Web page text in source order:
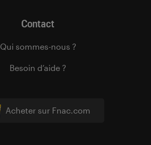
Acheter sur Fnac.com
Contact
Qui sommes-nous ?
Besoin d’aide ?